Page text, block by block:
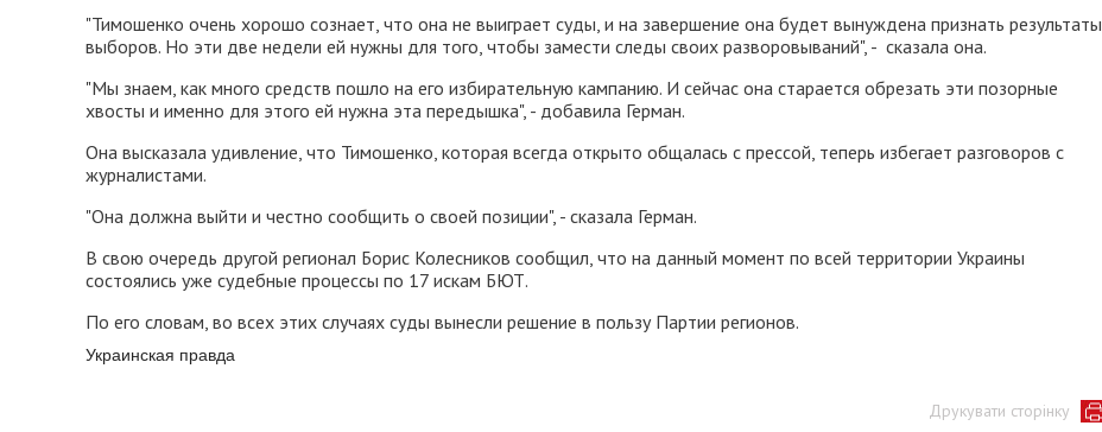
"Тимошенко очень хорошо сознает, что она не выиграет суды, и на завершение она будет вынуждена признать результаты
выборов. Но эти две недели ей нужны для того, чтобы замести следы своих разворовываний", - сказала она.
"Мы знаем, как много средств пошло на его избирательную кампанию. И сейчас она старается обрезать эти позорные
хвосты и именно для этого ей нужна эта передышка", - добавила Герман.
Она высказала удивление, что Тимошенко, которая всегда открыто общалась с прессой, теперь избегает разговоров с
журналистами.
"Она должна выйти и честно сообщить о своей позиции", - сказала Герман.
В свою очередь другой регионал Борис Колесников сообщил, что на данный момент по всей территории Украины
состоялись уже судебные процессы по 17 искам БЮТ.
По его словам, во всех этих случаях суды вынесли решение в пользу Партии регионов.
Украинская правда
Друкувати сторінку